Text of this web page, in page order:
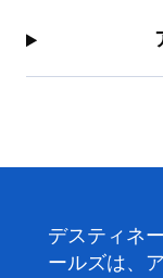
デスティネ
ールズは、